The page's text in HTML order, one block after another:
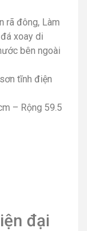
rã đông, Làm
xoay di
bên ngoài
tĩnh điện
– Rộng 59.5
đại